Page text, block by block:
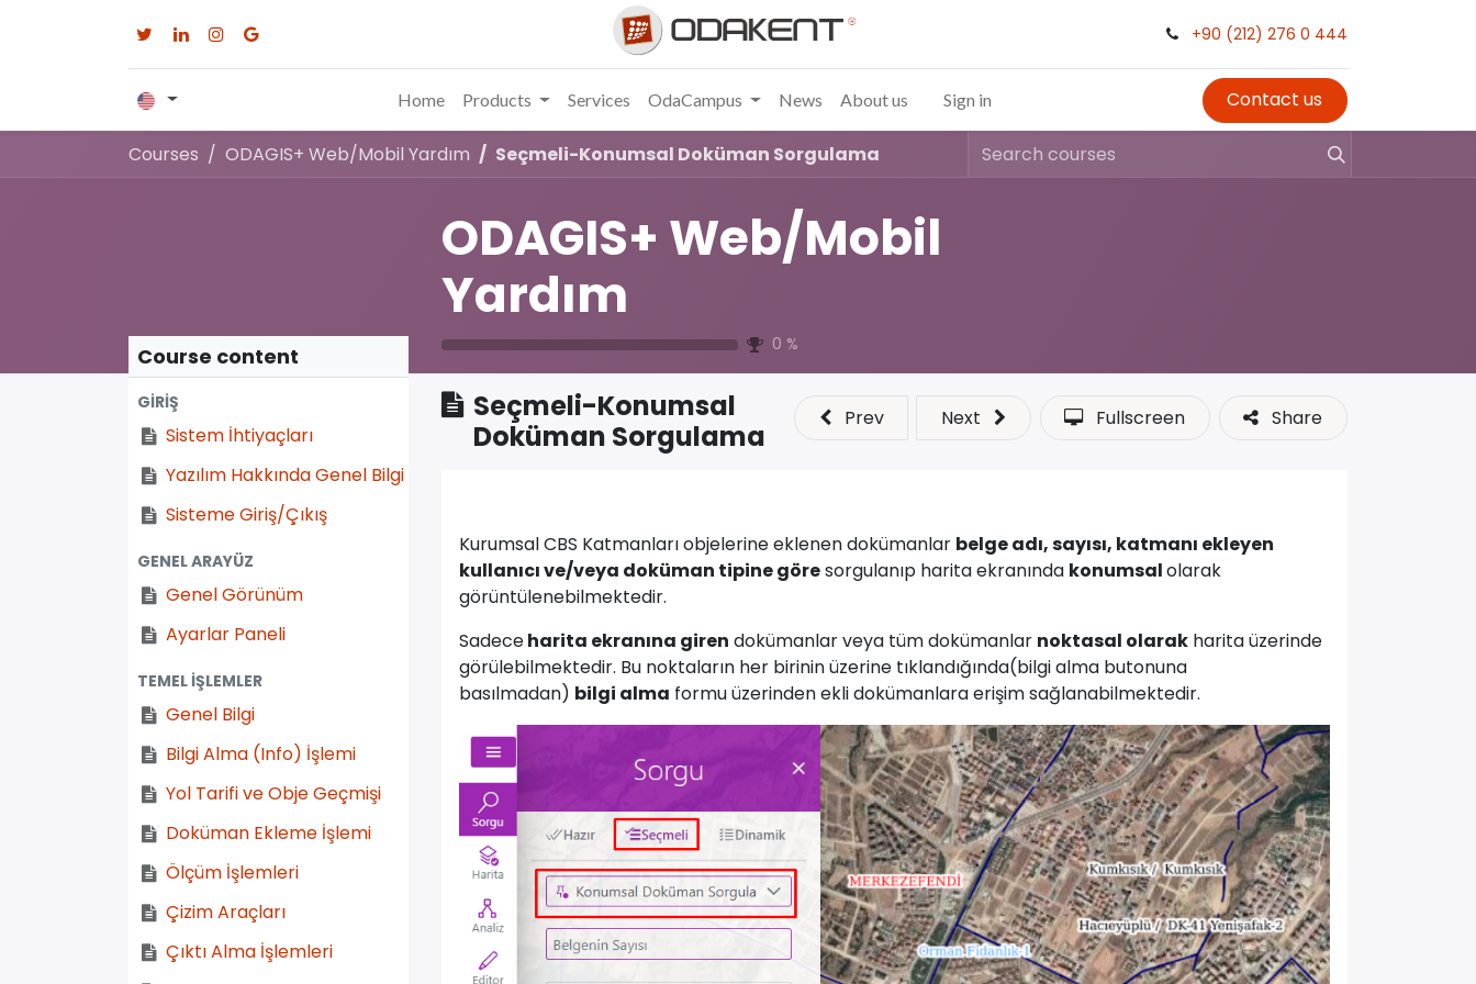
+90 (212) 276 0 444
Home Products Services OdaCampus News About us Sign in Contact us
Courses ODAGIS+ Web/Mobil Yardım Seçmeli-Konumsal Doküman Sorgulama
ODAGIS+ Web/Mobil
Yardım
0 %
Course content
GİRİŞ
Sistem İhtiyaçları
Yazılım Hakkında Genel Bilgi
Sisteme Giriş/Çıkış
GENEL ARAYÜZ
Genel Görünüm
Ayarlar Paneli
TEMEL İŞLEMLER
Genel Bilgi
Bilgi Alma (Info) İşlemi
Yol Tarifi ve Obje Geçmişi
Doküman Ekleme İşlemi
Ölçüm İşlemleri
Çizim Araçları
Çıktı Alma İşlemleri
Seçmeli-Konumsal
Doküman Sorgulama
Prev Next Fullscreen Share
Kurumsal CBS Katmanları objelerine eklenen dokümanlar belge adı, sayısı, katmanı ekleyen
kullanıcı ve/veya doküman tipine göresorgulanıp harita ekranında konumsalolarak
görüntülenebilmektedir.
Sadeceharita ekranına giren dokümanlar veya tüm dokümanlar noktasal olarak harita üzerinde
görülebilmektedir. Bu noktaların her birinin üzerine tıklandığında(bilgi alma butonuna
basılmadan) bilgi alma formu üzerinden ekli dokümanlara erişim sağlanabilmektedir.